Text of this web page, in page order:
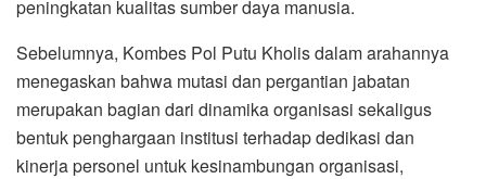
peningkatan kualitas sumber daya manusia.
Sebelumnya, Kombes Pol Putu Kholis dalam arahannya
menegaskan bahwa mutasi dan pergantian jabatan
merupakan bagian dari dinamika organisasi sekaligus
bentuk penghargaan institusi terhadap dedikasi dan
kinerja personel untuk kesinambungan organisasi,